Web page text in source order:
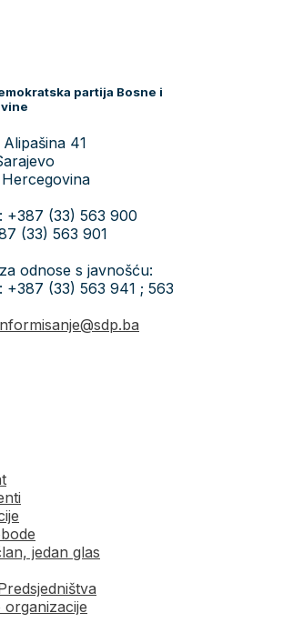
partija Bosne i
41
+387 (33) 563 900
(33) 563 901
odnose s javnošću:
+387 (33) 563 941 ; 563
jedan glas
organizacije